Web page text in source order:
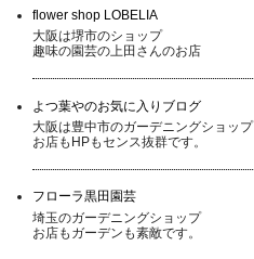
flower shop LOBELIA
大阪は堺市のショップ
趣味の園芸の上田さんのお店
よつ葉やのお気に入りブログ
大阪は豊中市のガーデニングショップ
お店もHPもセンス抜群です。
フローラ黒田園芸
埼玉のガーデニングショップ
お店もガーデンも素敵です。